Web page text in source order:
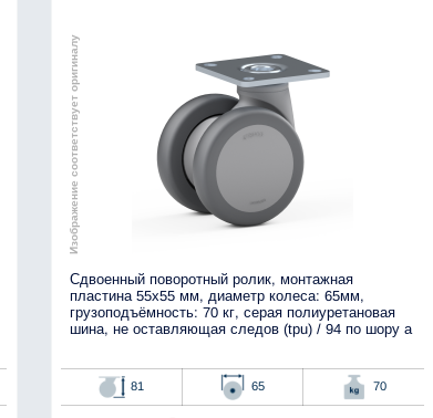
Изображение соответствует оригиналу
Сдвоенный поворотный ролик, монтажная
пластина 55x55 мм, диаметр колеса: 65мм,
грузоподъёмность: 70 кг, серая полиуретановая
шина, не оставляющая следов (tpu) / 94 по шору а
81 65 70